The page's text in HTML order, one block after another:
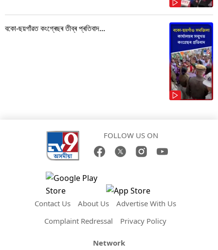
বকো-ছয়গাঁৱত কংগ্ৰেছৰ তীব্ৰ প্ৰতিবাদ...
FOLLOW US ON
Contact Us About Us
Advertise With Us
Complaint Redressal
Privacy Policy
Network